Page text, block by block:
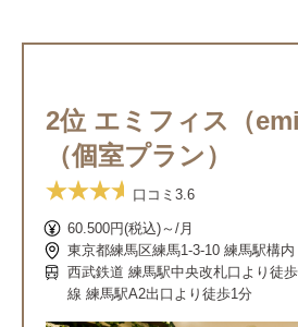
2位 エミフィス（
（個室プラン）
口コミ 3.6
60.500円(税込)～/月
東京都練馬区練馬1-3-10 練馬駅構内
西武鉄道 練馬駅中央改札口より徒
線 練馬駅A2出口より徒歩1分